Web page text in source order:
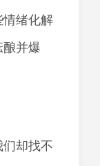
情绪化解
并爆
却找不